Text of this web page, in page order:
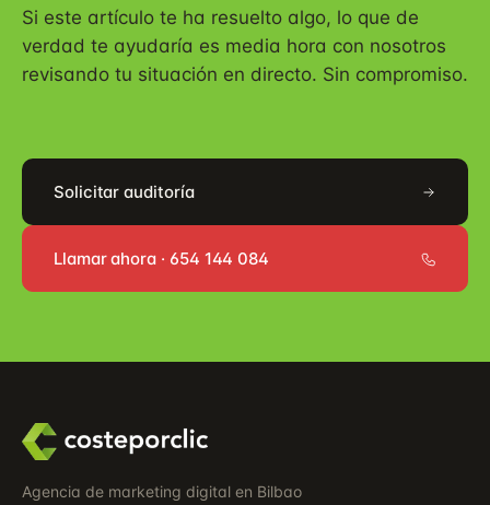
Si este artículo te ha resuelto algo, lo que de
verdad te ayudaría es media hora con nosotros
revisando tu situación en directo. Sin compromiso.
Solicitar auditoría
Llamar ahora · 654 144 084
Agencia de marketing digital en Bilbao